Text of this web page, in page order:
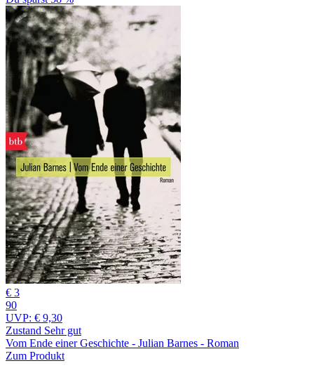
€ 3
90
UVP: € 9,30
Zustand Sehr gut
Vom Ende einer Geschichte - Julian Barnes - Roman
Zum Produkt